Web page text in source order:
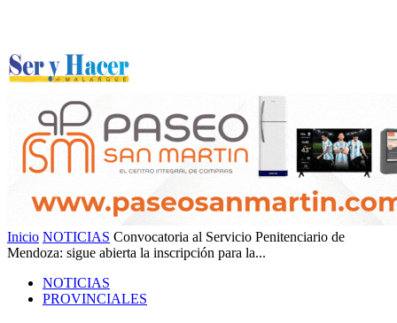
Inicio NOTICIAS Convocatoria al Servicio Penitenciario de
Mendoza: sigue abierta la inscripción para la...
NOTICIAS
PROVINCIALES